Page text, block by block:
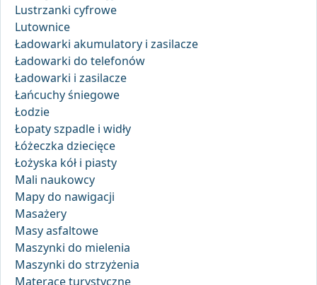
Lustrzanki cyfrowe
Lutownice
Ładowarki akumulatory i zasilacze
Ładowarki do telefonów
Ładowarki i zasilacze
Łańcuchy śniegowe
Łodzie
Łopaty szpadle i widły
Łóżeczka dziecięce
Łożyska kół i piasty
Mali naukowcy
Mapy do nawigacji
Masażery
Masy asfaltowe
Maszynki do mielenia
Maszynki do strzyżenia
Materace turystyczne